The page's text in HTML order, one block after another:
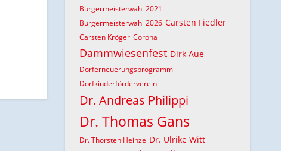
Bürgermeisterwahl 2021
Bürgermeisterwahl 2026 Carsten Fiedler
Carsten Kröger Corona
Dammwiesenfest Dirk Aue
Dorferneuerungsprogramm
Dorfkinderförderverein
Dr. Andreas Philippi
Dr. Thomas Gans
Dr. Thorsten Heinze Dr. Ulrike Witt